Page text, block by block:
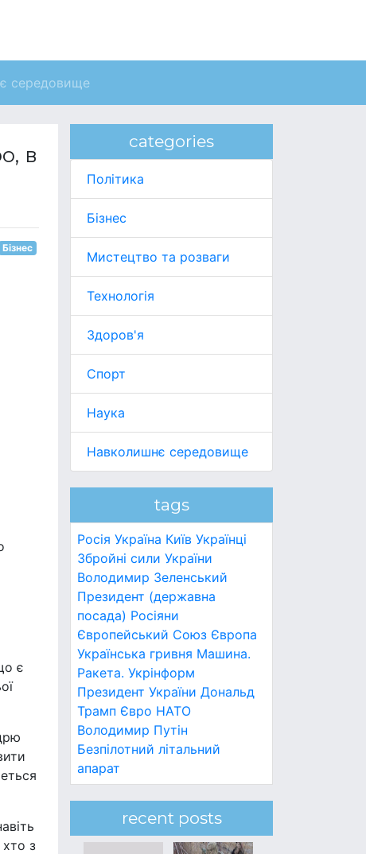
середовище
в
Бізнес
є
з
categories
Політика
Бізнес
Мистецтво та розваги
Технологія
Здоров'я
Спорт
Наука
Навколишнє середовище
tags
Росія Україна Київ Українці
Збройні сили України
Володимир Зеленський
Президент (державна
посада) Росіяни
Європейський Союз Європа
Українська гривня Машина.
Ракета. Укрінформ
Президент України Дональд
Трамп Євро НАТО
Володимир Путін
Безпілотний літальний
апарат
recent posts